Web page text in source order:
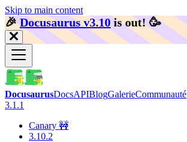
Skip to main content
🎉️Docusaurus v3.10 is out! 🥳️
DocusaurusDocsAPIBlogGalerieCommunauté
3.1.1
Canary 🚧
3.10.2